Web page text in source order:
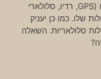
ואפשרות להתחבר למגוון מכשירים (GPS, רדיו, סלולארי
שלו. כמו כן יעניק
סלולאריות. השאלה